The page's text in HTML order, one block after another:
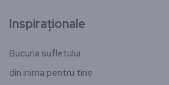
Inspiraționale
Bucuria sufletului
din inima pentru tine